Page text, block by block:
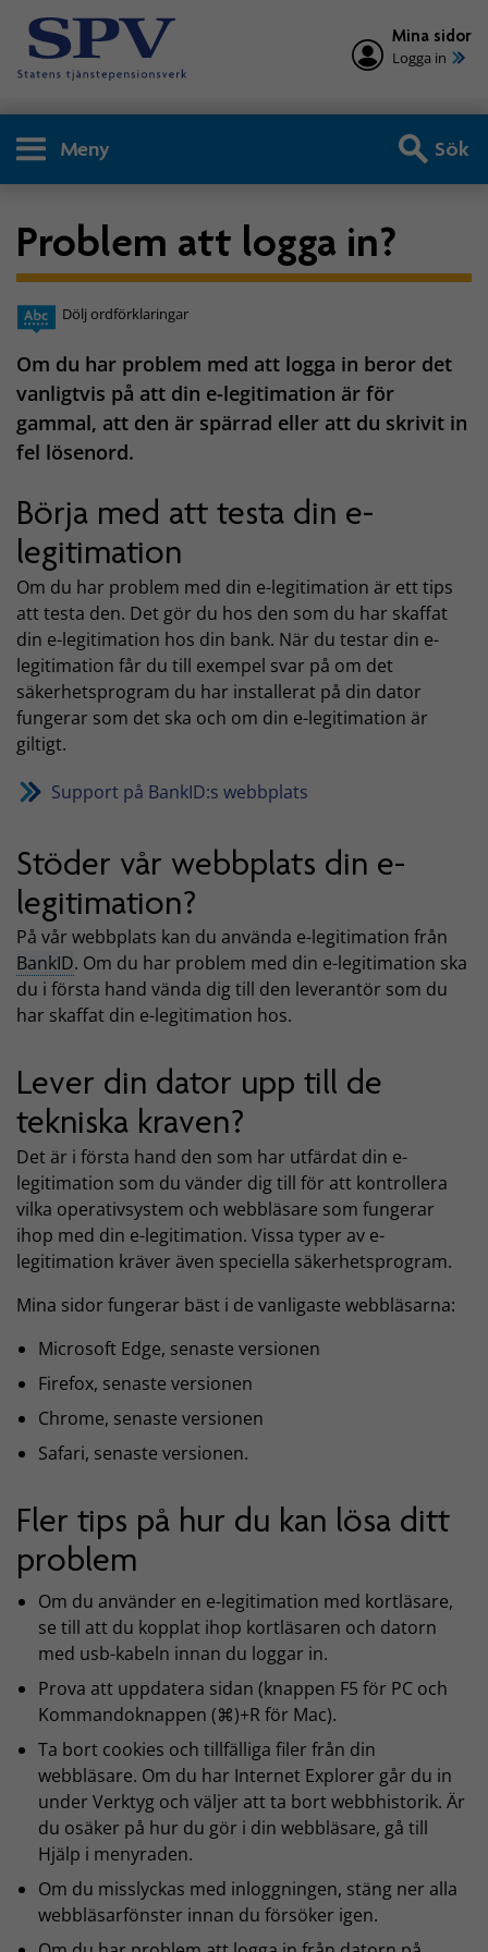
Mina sidor
Logga in
Meny Sök
Problem att logga in?
Dölj ordförklaringar
Om du har problem med att logga in beror det
vanligtvis på att din e-legitimation är för
gammal, att den är spärrad eller att du skrivit in
fel lösenord.
Börja med att testa din e-
legitimation
Om du har problem med din e-legitimation är ett tips
att testa den. Det gör du hos den som du har skaffat
din e-legitimation hos din bank. När du testar din e-
legitimation får du till exempel svar på om det
säkerhetsprogram du har installerat på din dator
fungerar som det ska och om din e-legitimation är
giltigt.
Support på BankID:s webbplats
Stöder vår webbplats din e-
legitimation?
På vår webbplats kan du använda e-legitimation från
BankID. Om du har problem med din e-legitimation ska
du i första hand vända dig till den leverantör som du
har skaffat din e-legitimation hos.
Lever din dator upp till de
tekniska kraven?
Det är i första hand den som har utfärdat din e-
legitimation som du vänder dig till för att kontrollera
vilka operativsystem och webbläsare som fungerar
ihop med din e-legitimation. Vissa typer av e-
legitimation kräver även speciella säkerhetsprogram.
Mina sidor fungerar bäst i de vanligaste webbläsarna:
Microsoft Edge, senaste versionen
Firefox, senaste versionen
Chrome, senaste versionen
Safari, senaste versionen.
Fler tips på hur du kan lösa ditt
problem
Om du använder en e-legitimation med kortläsare,
se till att du kopplat ihop kortläsaren och datorn
med usb-kabeln innan du loggar in.
Prova att uppdatera sidan (knappen F5 för PC och
Kommandoknappen (⌘)+R för Mac).
Ta bort cookies och tillfälliga filer från din
webbläsare. Om du har Internet Explorer går du in
under Verktyg och väljer att ta bort webbhistorik. Är
du osäker på hur du gör i din webbläsare, gå till
Hjälp i menyraden.
Om du misslyckas med inloggningen, stäng ner alla
webbläsarfönster innan du försöker igen.